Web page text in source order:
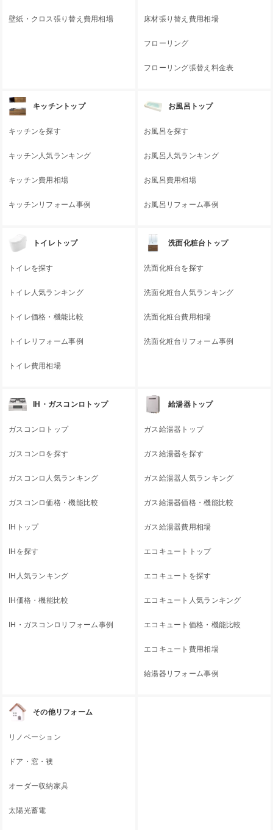
壁紙・クロス張り替え費用相場 床材張り替え費用相場
フローリング
フローリング張替え料金表
キッチントップ
キッチンを探す
キッチン人気ランキング
キッチン費用相場
キッチンリフォーム事例
お風呂トップ
お風呂を探す
お風呂人気ランキング
お風呂費用相場
お風呂リフォーム事例
トイレトップ
トイレを探す
トイレ人気ランキング
トイレ価格・機能比較
トイレリフォーム事例
トイレ費用相場
洗面化粧台トップ
洗面化粧台を探す
洗面化粧台人気ランキング
洗面化粧台費用相場
洗面化粧台リフォーム事例
IH・ガスコンロトップ
ガスコンロトップ
ガスコンロを探す
ガスコンロ人気ランキング
ガスコンロ価格・機能比較
IHトップ
IHを探す
IH人気ランキング
IH価格・機能比較
IH・ガスコンロリフォーム事例
給湯器トップ
ガス給湯器トップ
ガス給湯器を探す
ガス給湯器人気ランキング
ガス給湯器価格・機能比較
ガス給湯器費用相場
エコキュートトップ
エコキュートを探す
エコキュート人気ランキング
エコキュート価格・機能比較
エコキュート費用相場
給湯器リフォーム事例
その他リフォーム
リノベーション
ドア・窓・襖
オーダー収納家具
太陽光蓄電